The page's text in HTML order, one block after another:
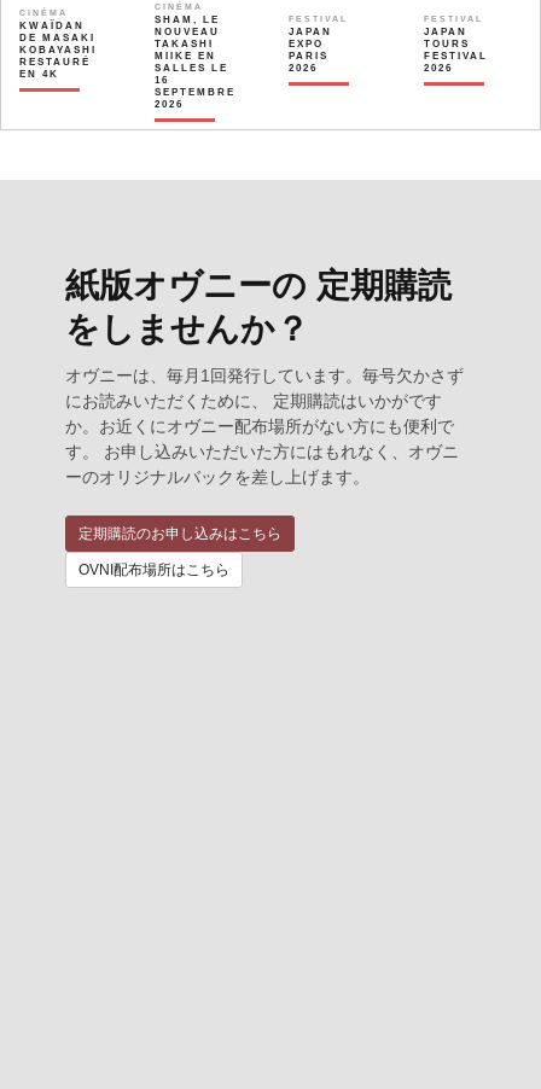
CINÉMA
KWAÏDAN
DE MASAKI
KOBAYASHI
RESTAURÉ
EN 4K
CINÉMA
SHAM, LE
NOUVEAU
TAKASHI
MIIKE EN
SALLES LE
16
SEPTEMBRE
2026
FESTIVAL
JAPAN
EXPO
PARIS
2026
FESTIVAL
JAPAN
TOURS
FESTIVAL
2026
紙版オヴニーの 定期購読
をしませんか？
オヴニーは、毎月1回発行しています。毎号欠かさず
にお読みいただくために、 定期購読はいかがです
か。お近くにオヴニー配布場所がない方にも便利で
す。 お申し込みいただいた方にはもれなく、オヴニ
ーのオリジナルバックを差し上げます。
定期購読のお申し込みはこちら
OVNI配布場所はこちら